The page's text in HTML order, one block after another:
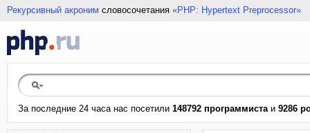
Рекурсивный акроним словосочетания «PHP: Hypertext Preprocessor»
За последние 24 часа нас посетили 148792 программистаи 9286